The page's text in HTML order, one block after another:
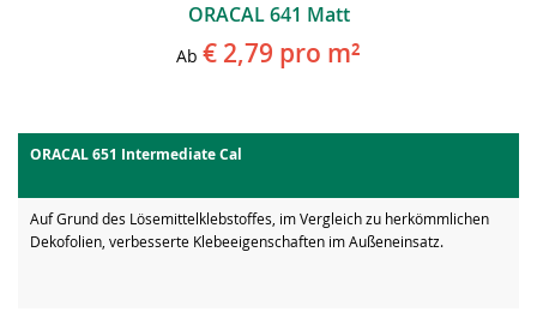
ORACAL 641 Matt
Ab € 2,79 pro m²
ORACAL 651 Intermediate Cal
Auf Grund des Lösemittelklebstoffes, im Vergleich zu herkömmlichen
Dekofolien, verbesserte Klebeeigenschaften im Außeneinsatz.